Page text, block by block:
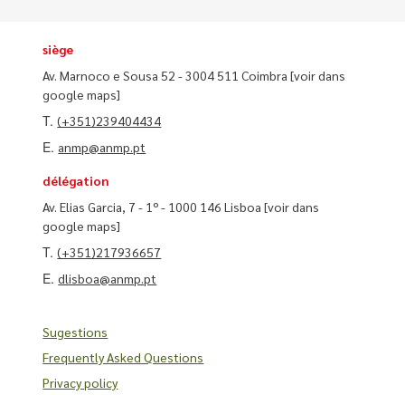
siège
Av. Marnoco e Sousa 52 - 3004 511 Coimbra[voir dans
google maps]
T.(+351)239404434
E. anmp@anmp.pt
délégation
Av. Elias Garcia, 7 - 1º - 1000 146 Lisboa[voir dans
google maps]
T.(+351)217936657
E.dlisboa@anmp.pt
Sugestions
Frequently Asked Questions
Privacy policy